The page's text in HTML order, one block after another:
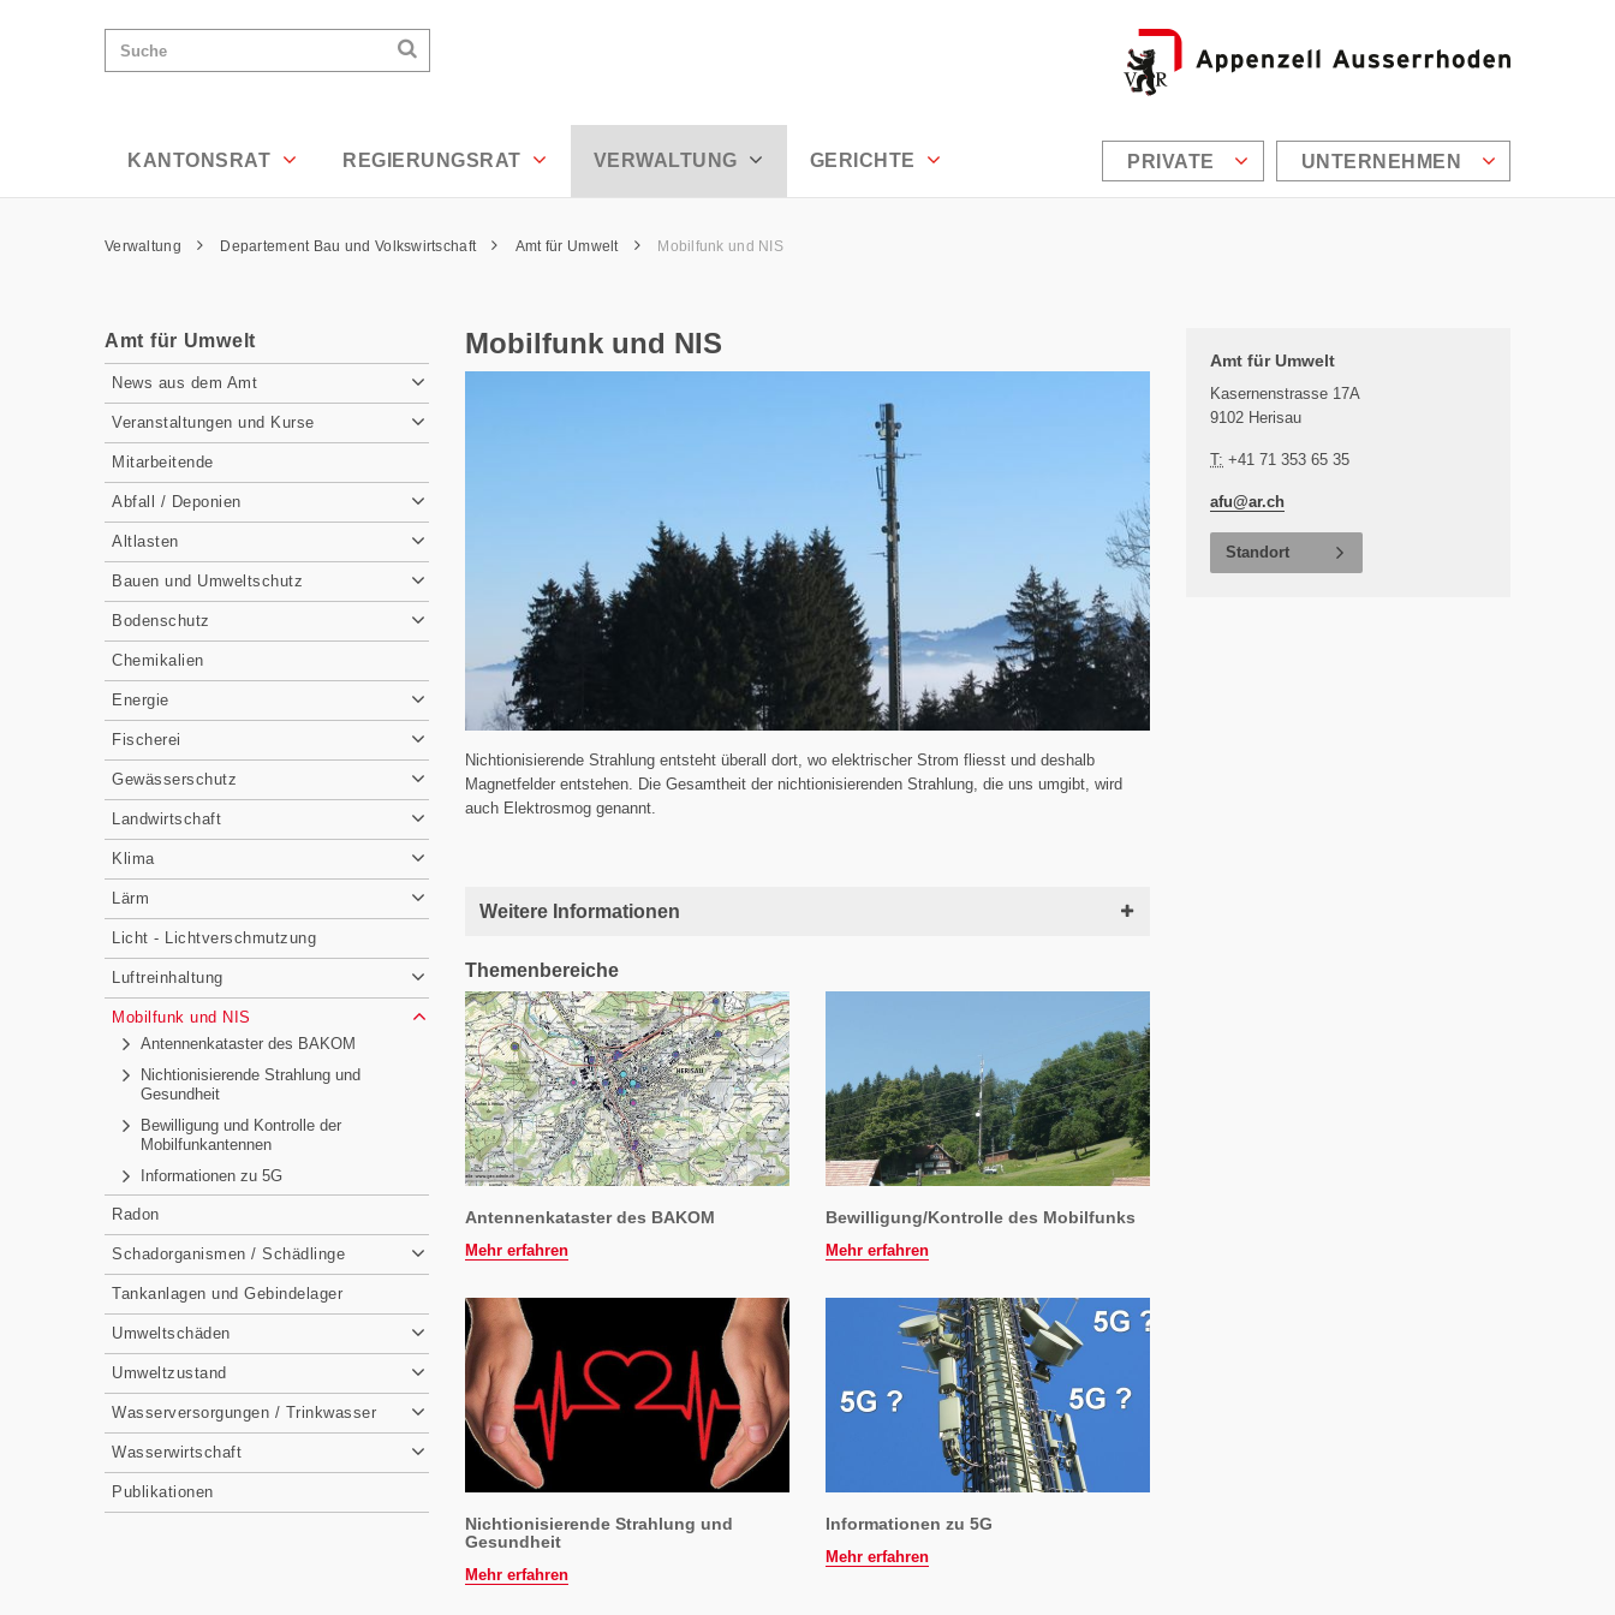
Suchen
KANTONSRAT
REGIERUNGSRAT VERWALTUNG GERICHTE PRIVATE UNTERNEHMEN
Inhalt
Pfadnavigation
Verwaltung Departement Bau und Volkswirtschaft Amt für Umwelt Mobilfunk und NIS
Amt für Umwelt
Subnavigation
News aus dem Amt
Veranstaltungen und Kurse
Mitarbeitende
Abfall / Deponien
Altlasten
Bauen und Umweltschutz
Bodenschutz
Chemikalien
Energie
Fischerei
Gewässerschutz
Landwirtschaft
Klima
Lärm
Licht - Lichtverschmutzung
Luftreinhaltung
Mobilfunk und NIS
Antennenkataster des BAKOM
Nichtionisierende Strahlung und
Gesundheit
Bewilligung und Kontrolle der
Mobilfunkantennen
Informationen zu 5G
Radon
Schadorganismen / Schädlinge
Tankanlagen und Gebindelager
Umweltschäden
Umweltzustand
Wasserversorgungen / Trinkwasser
Wasserwirtschaft
Publikationen
Mobilfunk und NIS
Nichtionisierende Strahlung entsteht überall dort, wo elektrischer Strom fliesst und deshalb
Magnetfelder entstehen. Die Gesamtheit der nichtionisierenden Strahlung, die uns umgibt, wird
auch Elektrosmog genannt.
Weitere Informationen
Themenbereiche
Antennenkataster des BAKOM
Mehr erfahren
Nichtionisierende Strahlung und
Gesundheit
Mehr erfahren
Bewilligung/Kontrolle des Mobilfunks
Mehr erfahren
Informationen zu 5G
Mehr erfahren
Amt für Umwelt
Kasernenstrasse 17A
9102 Herisau
T: +41 71 353 65 35
afu@ar.ch
Standort